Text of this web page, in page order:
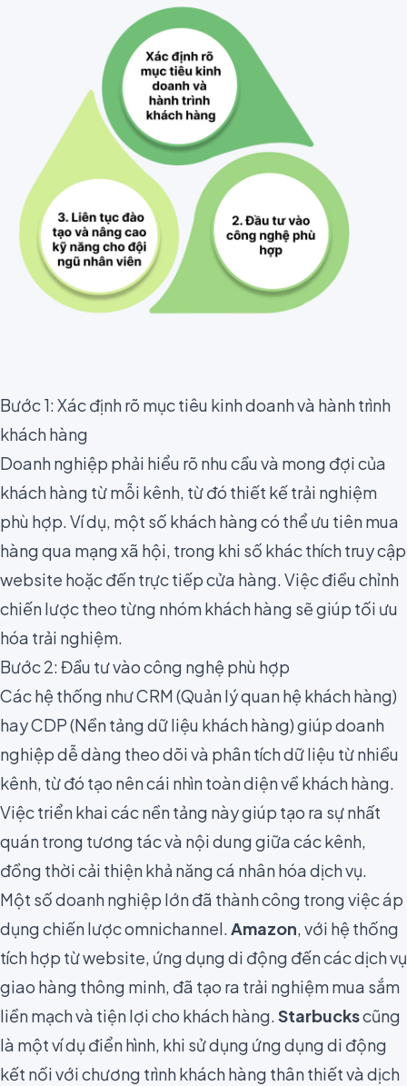
Bước 1: Xác định rõ mục tiêu kinh doanh và hành trình
khách hàng
Doanh nghiệp phải hiểu rõ nhu cầu và mong đợi của
khách hàng từ mỗi kênh, từ đó thiết kế trải nghiệm
phù hợp. Ví dụ, một số khách hàng có thể ưu tiên mua
hàng qua mạng xã hội, trong khi số khác thích truy cập
website hoặc đến trực tiếp cửa hàng. Việc điều chỉnh
chiến lược theo từng nhóm khách hàng sẽ giúp tối ưu
hóa trải nghiệm.
Bước 2: Đầu tư vào công nghệ phù hợp
Các hệ thống như CRM (Quản lý quan hệ khách hàng)
hay CDP (Nền tảng dữ liệu khách hàng) giúp doanh
nghiệp dễ dàng theo dõi và phân tích dữ liệu từ nhiều
kênh, từ đó tạo nên cái nhìn toàn diện về khách hàng.
Việc triển khai các nền tảng này giúp tạo ra sự nhất
quán trong tương tác và nội dung giữa các kênh,
đồng thời cải thiện khả năng cá nhân hóa dịch vụ.
Một số doanh nghiệp lớn đã thành công trong việc áp
dụng chiến lược omnichannel.Amazon, với hệ thống
tích hợp từ website, ứng dụng di động đến các dịch vụ
giao hàng thông minh, đã tạo ra trải nghiệm mua sắm
liền mạch và tiện lợi cho khách hàng.Starbuckscũng
là một ví dụ điển hình, khi sử dụng ứng dụng di động
kết nối với chương trình khách hàng thân thiết và dịch